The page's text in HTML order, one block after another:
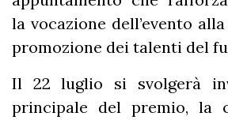
la vocazione dell’evento
promozione dei talenti del
Il 22 luglio si svolgerà
principale del premio, la